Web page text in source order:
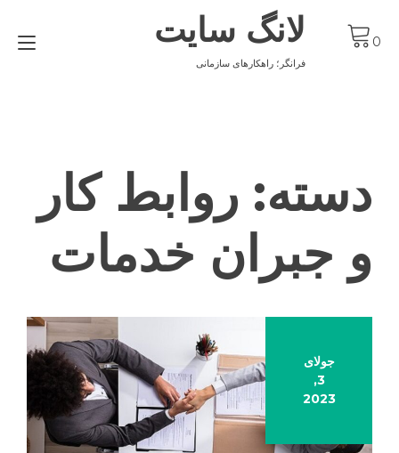
content
لانگ سایت
فرانگر؛ راهکارهای سازمانی
0
دسته: روابط کار
و جبران خدمات
جولای
3,
2023